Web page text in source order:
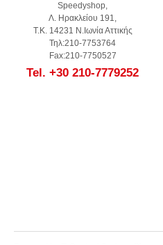
Speedyshop,
Λ. Ηρακλείου 191,
Τ.Κ. 14231 Ν.Ιωνία Αττικής
Τηλ:210-7753764
Fax:210-7750527
Tel. +30 210-7779252